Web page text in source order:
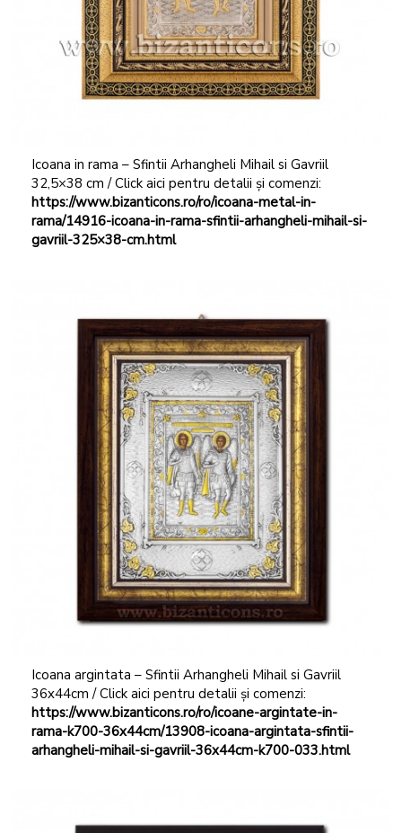
Icoana in rama – Sfintii Arhangheli Mihail si Gavriil
32,5×38 cm / Click aici pentru detalii și comenzi:
https://www.bizanticons.ro/ro/icoana-metal-in-
rama/14916-icoana-in-rama-sfintii-arhangheli-mihail-si-
gavriil-325×38-cm.html
Icoana argintata – Sfintii Arhangheli Mihail si Gavriil
36x44cm / Click aici pentru detalii și comenzi:
https://www.bizanticons.ro/ro/icoane-argintate-in-
rama-k700-36x44cm/13908-icoana-argintata-sfintii-
arhangheli-mihail-si-gavriil-36x44cm-k700-033.html